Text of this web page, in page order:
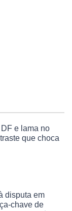
e lama no
que choca
disputa em
chave de